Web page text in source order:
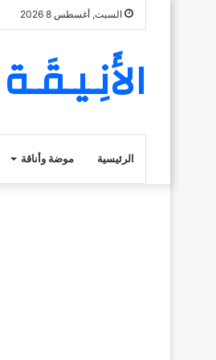
السبت, أغسطس 8 2026
الأَنِـيـقَـة
الرئيسية موضة وأناقة